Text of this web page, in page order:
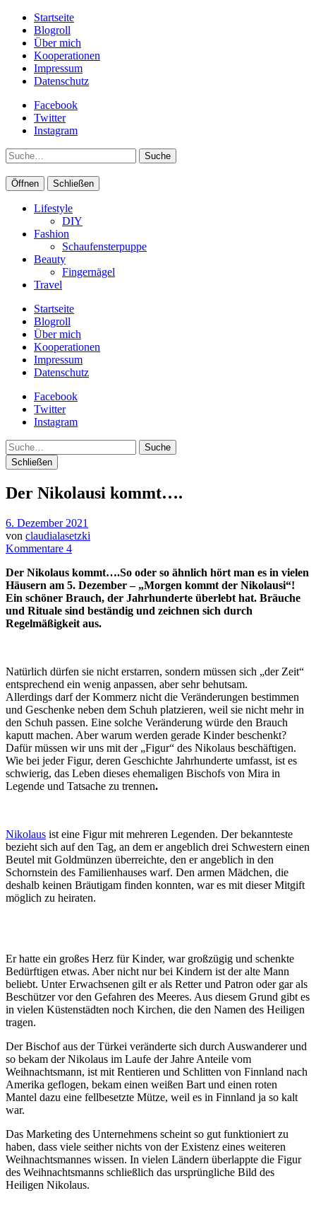
Startseite
Blogroll
Über mich
Kooperationen
Impressum
Datenschutz
Facebook
Twitter
Instagram
Suche
Öffnen Schließen
Lifestyle
DIY
Fashion
Schaufensterpuppe
Beauty
Fingernägel
Travel
Startseite
Blogroll
Über mich
Kooperationen
Impressum
Datenschutz
Facebook
Twitter
Instagram
Suche
Schließen
Der Nikolausi kommt….
6. Dezember 2021
von claudialasetzki
Kommentare 4
Der Nikolaus kommt….So oder so ähnlich hört man es in vielen
Häusern am 5. Dezember – „Morgen kommt der Nikolausi“!
Ein schöner Brauch, der Jahrhunderte überlebt hat. Bräuche
und Rituale sind beständig und zeichnen sich durch
Regelmäßigkeit aus.
Natürlich dürfen sie nicht erstarren, sondern müssen sich „der Zeit“
entsprechend ein wenig anpassen, aber sehr behutsam.
Allerdings darf der Kommerz nicht die Veränderungen bestimmen
und Geschenke neben dem Schuh platzieren, weil sie nicht mehr in
den Schuh passen. Eine solche Veränderung würde den Brauch
kaputt machen. Aber warum werden gerade Kinder beschenkt?
Dafür müssen wir uns mit der „Figur“ des Nikolaus beschäftigen.
Wie bei jeder Figur, deren Geschichte Jahrhunderte umfasst, ist es
schwierig, das Leben dieses ehemaligen Bischofs von Mira in
Legende und Tatsache zu trennen.
Nikolaus ist eine Figur mit mehreren Legenden. Der bekannteste
bezieht sich auf den Tag, an dem er angeblich drei Schwestern einen
Beutel mit Goldmünzen überreichte, den er angeblich in den
Schornstein des Familienhauses warf. Den armen Mädchen, die
deshalb keinen Bräutigam finden konnten, war es mit dieser Mitgift
möglich zu heiraten.
Er hatte ein großes Herz für Kinder, war großzügig und schenkte
Bedürftigen etwas. Aber nicht nur bei Kindern ist der alte Mann
beliebt. Unter Erwachsenen gilt er als Retter und Patron oder gar als
Beschützer vor den Gefahren des Meeres. Aus diesem Grund gibt es
in vielen Küstenstädten noch Kirchen, die den Namen des Heiligen
tragen.
Der Bischof aus der Türkei veränderte sich durch Auswanderer und
so bekam der Nikolaus im Laufe der Jahre Anteile vom
Weihnachtsmann, ist mit Rentieren und Schlitten von Finnland nach
Amerika geflogen, bekam einen weißen Bart und einen roten
Mantel dazu eine fellbesetzte Mütze, weil es in Finnland ja so kalt
war.
Das Marketing des Unternehmens scheint so gut funktioniert zu
haben, dass viele seither nichts von der Existenz eines weiteren
Weihnachtsmannes wissen. In vielen Ländern überlappte die Figur
des Weihnachtsmanns schließlich das ursprüngliche Bild des
Heiligen Nikolaus.